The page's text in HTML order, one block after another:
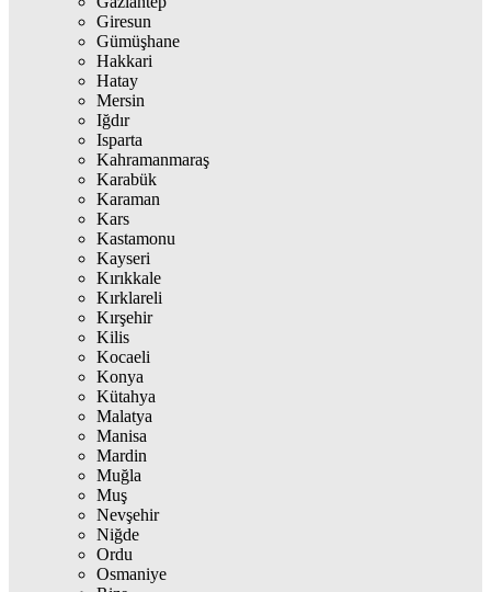
Giresun
Gümüşhane
Hakkari
Hatay
Mersin
Iğdır
Isparta
Kahramanmaraş
Karabük
Karaman
Kars
Kastamonu
Kayseri
Kırıkkale
Kırklareli
Kırşehir
Kilis
Kocaeli
Konya
Kütahya
Malatya
Manisa
Mardin
Muğla
Muş
Nevşehir
Niğde
Ordu
Osmaniye